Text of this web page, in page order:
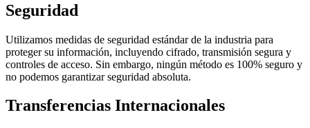
Seguridad
Utilizamos medidas de seguridad estándar de la industria para
proteger su información, incluyendo cifrado, transmisión segura y
controles de acceso. Sin embargo, ningún método es 100% seguro y
no podemos garantizar seguridad absoluta.
Transferencias Internacionales